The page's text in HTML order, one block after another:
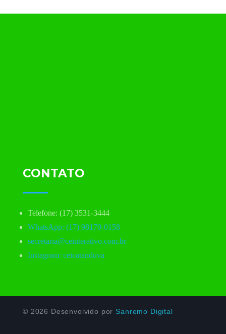
CONTATO
Telefone: (17) 3531-3444
WhatsApp: (17) 98170-0158
secretaria@ceinterativo.com.br
Instagram: ceicatanduva
© 2026 Desenvolvido por Sanremo Digital